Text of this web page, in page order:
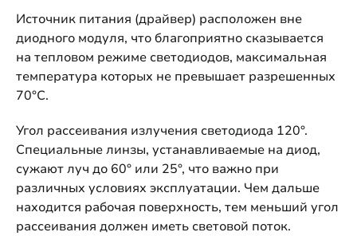
Источник питания (драйвер) расположен вне
диодного модуля, что благоприятно сказывается
на тепловом режиме светодиодов, максимальная
температура которых не превышает разрешенных
70°C.
Угол рассеивания излучения светодиода 120°.
Специальные линзы, устанавливаемые на диод,
сужают луч до 60° или 25°, что важно при
различных условиях эксплуатации. Чем дальше
находится рабочая поверхность, тем меньший угол
рассеивания должен иметь световой поток.